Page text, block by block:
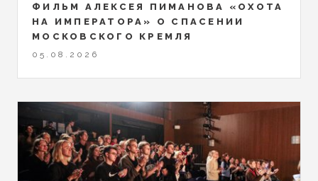
ФИЛЬМ АЛЕКСЕЯ ПИМАНОВА «ОХОТА
НА ИМПЕРАТОРА» О СПАСЕНИИ
МОСКОВСКОГО КРЕМЛЯ
05.08.2026